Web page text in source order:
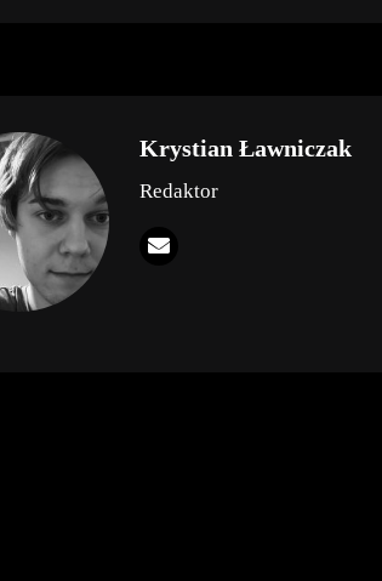
Krystian Ławniczak
Redaktor